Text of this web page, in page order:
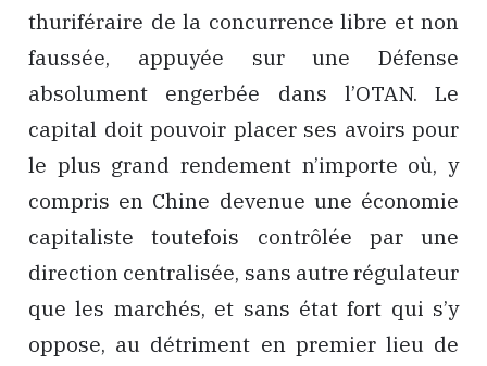
thuriféraire de la concurrence libre et non
faussée, appuyée sur une Défense
absolument engerbée dans l’OTAN. Le
capital doit pouvoir placer ses avoirs pour
le plus grand rendement n’importe où, y
compris en Chine devenue une économie
capitaliste toutefois contrôlée par une
direction centralisée, sans autre régulateur
que les marchés, et sans état fort qui s’y
oppose, au détriment en premier lieu de